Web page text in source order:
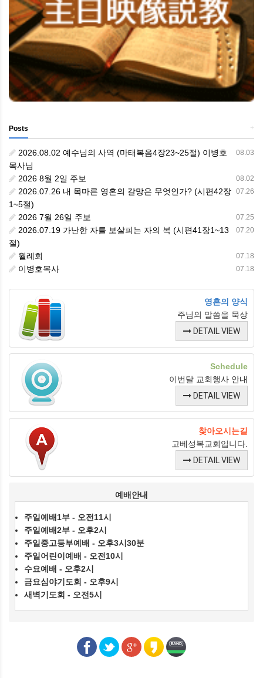
+
Posts
08.03
2026.08.02 예수님의 사역 (마태복음4장23~25절) 이병호
목사님
08.02
2026 8월 2일 주보
07.26
2026.07.26 내 목마른 영혼의 갈망은 무엇인가? (시편42장
1~5절)
07.25
2026 7월 26일 주보
07.20
2026.07.19 가난한 자를 보살피는 자의 복 (시편41장1~13
절)
07.18
월례회
07.18
이병호목사
영혼의 양식
주님의 말씀을 묵상
DETAIL VIEW
Schedule
이번달 교회행사 안내
DETAIL VIEW
찾아오시는길
고베성복교회입니다.
DETAIL VIEW
예배안내
주일예배1부 - 오전11시
주일예배2부 - 오후2시
주일중고등부예배 - 오후3시30분
주일어린이예배 - 오전10시
수요예배 - 오후2시
금요심야기도회 - 오후9시
새벽기도회 - 오전5시